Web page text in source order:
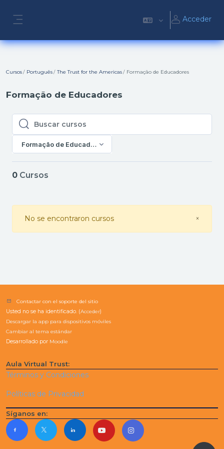
Acceder
Cursos Português The Trust for the Americas Formação de Educadores
Formação de Educadores
Buscar cursos
Buscar cursos
Formação de Educadores
0 Cursos
×
No se encontraron cursos
Contactar con el soporte del sitio
Usted no se ha identificado. (Acceder)
Descargar la app para dispositivos móviles
Cambiar al tema estándar
Desarrollado por Moodle
Aula Virtual Trust:
Términos y Condiciones
Políticas de Privacidad
Síganos en: